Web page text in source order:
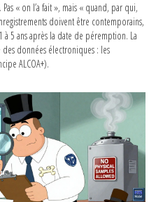
« on l’a fait », mais « quand, par qui,
doivent être contemporains,
5 ans après la date de péremption. La
des données électroniques : les
ALCOA+).